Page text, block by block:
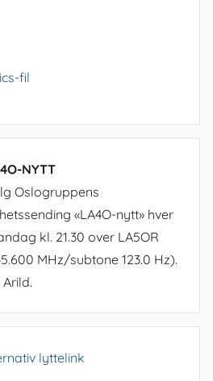
fil
NYTT
Oslogruppens
«LA4O-nytt» hver
kl. 21.30 over LA5OR
MHz/subtone 123.0 Hz).
lyttelink